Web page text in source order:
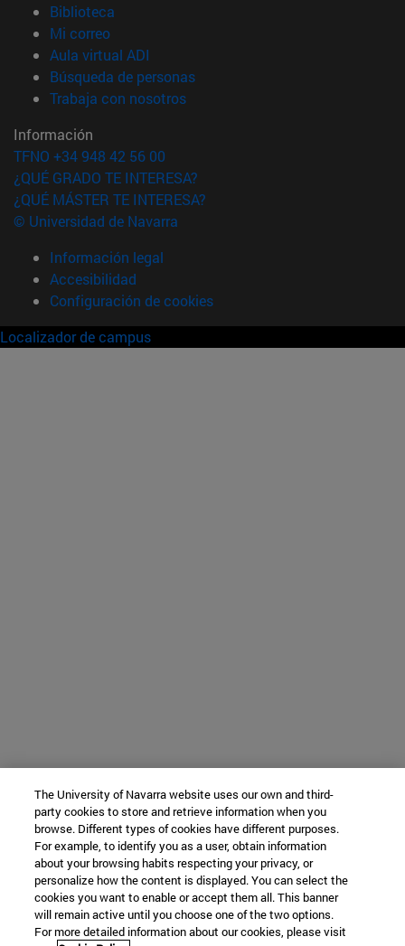
Biblioteca
Mi correo(abre en nueva ventana)
Aula virtual ADI
Búsqueda de personas(abre en nueva ventana)
Trabaja con nosotros(abre en nueva ventana)
Información
TFNO +34 948 42 56 00
¿QUÉ GRADO TE INTERESA?
¿QUÉ MÁSTER TE INTERESA?
© Universidad de Navarra
Información legal
Accesibilidad
Configuración de cookies
Localizador de campus
The University of Navarra website uses our own and third-
party cookies to store and retrieve information when you
browse. Different types of cookies have different purposes.
For example, to identify you as a user, obtain information
about your browsing habits respecting your privacy, or
personalize how the content is displayed. You can select the
cookies you want to enable or accept them all. This banner
will remain active until you choose one of the two options.
For more detailed information about our cookies, please visit